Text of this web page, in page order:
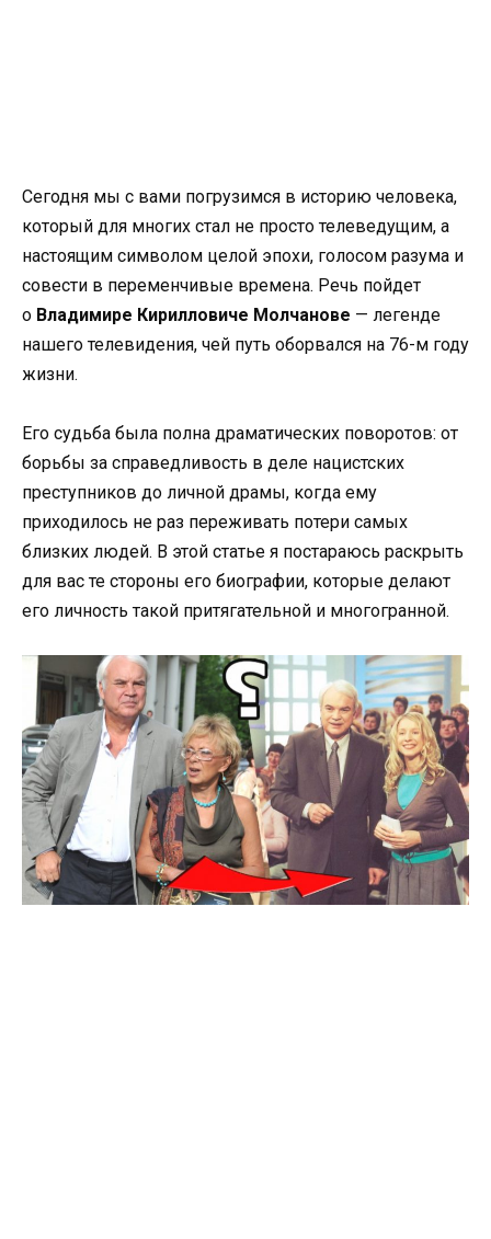
Сегодня мы с вами погрузимся в историю человека,
который для многих стал не просто телеведущим, а
настоящим символом целой эпохи, голосом разума и
совести в переменчивые времена. Речь пойдет
о Владимире Кирилловиче Молчанове — легенде
нашего телевидения, чей путь оборвался на 76-м году
жизни.
Его судьба была полна драматических поворотов: от
борьбы за справедливость в деле нацистских
преступников до личной драмы, когда ему
приходилось не раз переживать потери самых
близких людей. В этой статье я постараюсь раскрыть
для вас те стороны его биографии, которые делают
его личность такой притягательной и многогранной.